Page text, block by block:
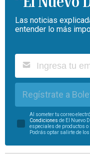
Las noticias
entender lo más
Regístrate a
Al someter tu correo
Condiciones de El Nuevo
especiales de productos o
Podrás optar salirte de